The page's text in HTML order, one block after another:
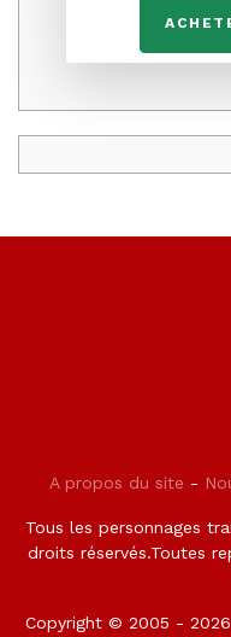
A propos du site -
Tous les personnages
droits réservés.Toutes
Copyright © 2005 - 2026